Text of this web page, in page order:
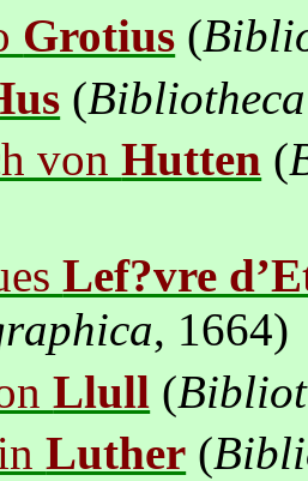
Grotius (
(
vonHutten (
Lef?vre
, 1664)
Llull (
Luther (